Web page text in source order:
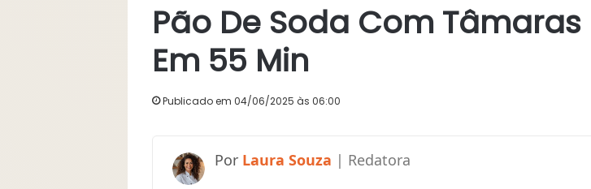
Pão De Soda Com
Em 55 Min
Publicado em 04/06/2025 às 06:00
Laura Souza